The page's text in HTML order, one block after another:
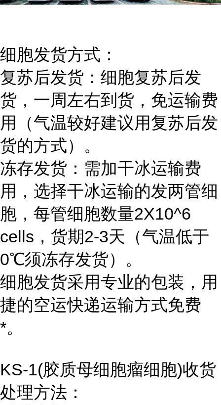
细胞发货方式：
复苏后发货：细胞复苏后发
货，一周左右到货，免运输费
用（气温较好建议用复苏后发
货的方式）。
冻存发货：需加干冰运输费
用，选择干冰运输的发两管细
胞，每管细胞数量2X10^6
cells，货期2-3天（气温低于
0℃须冻存发货）。
细胞发货采用专业的包装，用
捷的空运快递运输方式免费
*。
KS-1(胶质母细胞瘤细胞)收货
处理方法：